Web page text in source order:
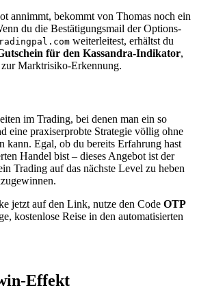
annimmt, bekommt von Thomas noch ein
du die Bestätigungsmail der Options-
weiterleitest, erhältst du
für den Kassandra-Indikator,
zur Marktrisiko-Erkennung.
im Trading, bei denen man ein so
eine praxiserprobte Strategie völlig ohne
kann. Egal, ob du bereits Erfahrung hast
Handel bist – dieses Angebot ist der
Trading auf das nächste Level zu heben
jetzt auf den Link, nutze den Code OTP
kostenlose Reise in den automatisierten
Effekt